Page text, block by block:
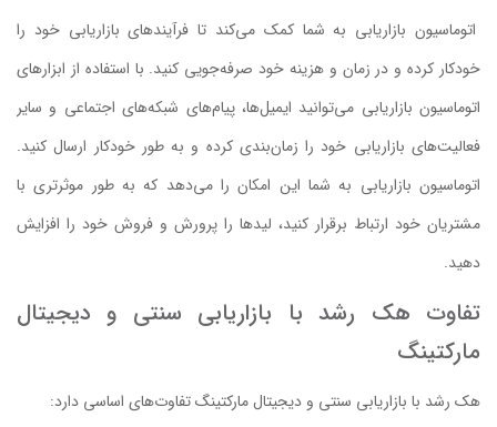
اتوماسیون بازاریابی به شما کمک می‌کند تا فرآیندهای بازاریابی خود را
خودکار کرده و در زمان و هزینه خود صرفه‌جویی کنید. با استفاده از ابزارهای
اتوماسیون بازاریابی می‌توانید ایمیل‌ها، پیام‌های شبکه‌های اجتماعی و سایر
فعالیت‌های بازاریابی خود را زمان‌بندی کرده و به طور خودکار ارسال کنید.
اتوماسیون بازاریابی به شما این امکان را می‌دهد که به طور موثرتری با
مشتریان خود ارتباط برقرار کنید، لیدها را پرورش و فروش خود را افزایش
دهید.
تفاوت هک رشد با بازاریابی سنتی و دیجیتال
مارکتینگ
هک رشد با بازاریابی سنتی و دیجیتال مارکتینگ تفاوت‌های اساسی دارد: